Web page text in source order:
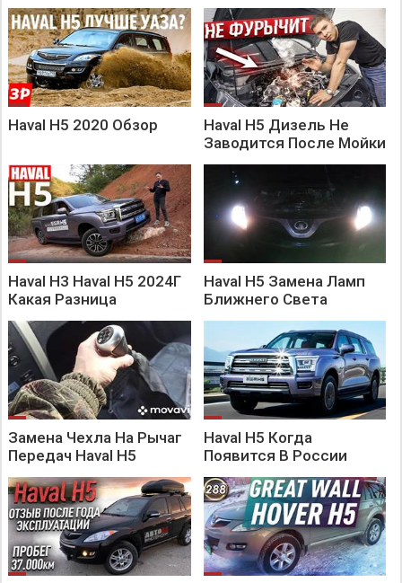
Haval H5 2020 Обзор
Haval H5 Дизель Не
Заводится После Мойки
Haval H3 Haval H5 2024Г
Какая Разница
Haval H5 Замена Ламп
Ближнего Света
Замена Чехла На Рычаг
Передач Haval H5
Haval H5 Когда
Появится В России